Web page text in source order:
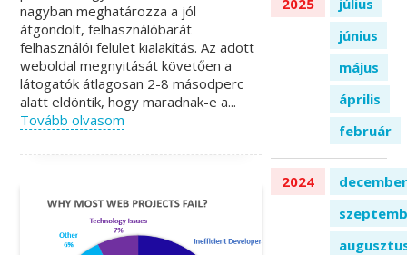
nagyban meghatározza a jól
átgondolt, felhasználóbarát
felhasználói felület kialakítás. Az adott
weboldal megnyitását követően a
látogatók átlagosan 2-8 másodperc
alatt eldöntik, hogy maradnak-e a...
Tovább olvasom
június
május
április
február
2024
december